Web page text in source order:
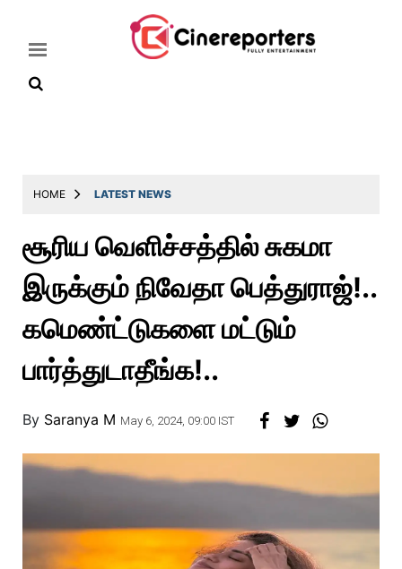
Latest
Throwback
Television
Story
HOME LATEST NEWS
சூரிய வெளிச்சத்தில் சுகமா
இருக்கும் நிவேதா பெத்துராஜ்!..
கமெண்ட்டுகளை மட்டும்
பார்த்துடாதீங்க!..
By Saranya M May 6, 2024, 09:00 IST